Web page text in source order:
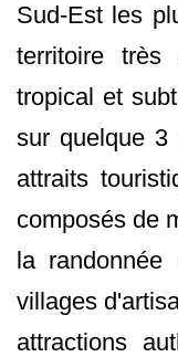
Sud-Est les
territoire très
tropical et
sur quelque 3
attraits
composés de
la
villages
attractions